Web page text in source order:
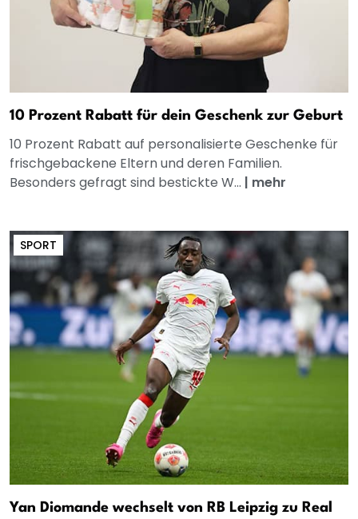
10 Prozent Rabatt für dein Geschenk zur Geburt
10 Prozent Rabatt auf personalisierte Geschenke für
frischgebackene Eltern und deren Familien.
Besonders gefragt sind bestickte W... | mehr
SPORT
Yan Diomande wechselt von RB Leipzig zu Real